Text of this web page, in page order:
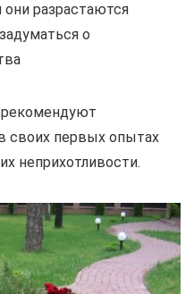
разрастаются
о
своих первых опытах
неприхотливости.